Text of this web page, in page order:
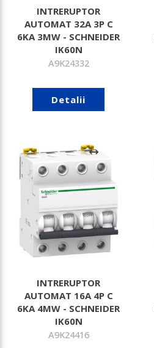
INTRERUPTOR
AUTOMAT 32A 3P C
6KA 3MW - SCHNEIDER
IK60N
A9K24332
Detalii
INTRERUPTOR
AUTOMAT 16A 4P C
6KA 4MW - SCHNEIDER
IK60N
A9K24416